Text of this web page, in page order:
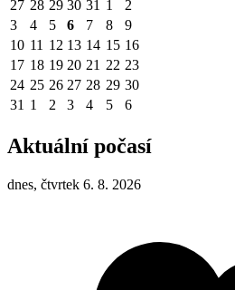
27 28 29 30 31 1
2
3
4 5 6 7 8
9
10 11 12 13 14 15 16
17 18 19 20 21 22 23
24 25 26 27 28 29 30
31 1 2 3 4 5 6
Aktuální počasí
dnes, čtvrtek 6. 8. 2026